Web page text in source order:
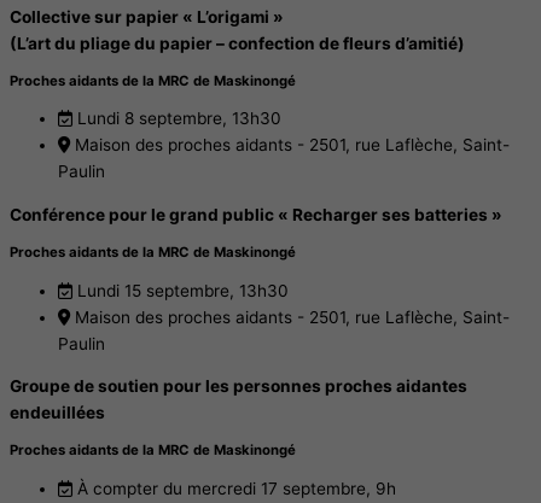
Collective sur papier « L’origami »
(L’art du pliage du papier – confection de fleurs d’amitié)
Proches aidants de la MRC de Maskinongé
Lundi 8 septembre, 13h30
Maison des proches aidants - 2501, rue Laflèche, Saint-
Paulin
Conférence pour le grand public « Recharger ses batteries »
Proches aidants de la MRC de Maskinongé
Lundi 15 septembre, 13h30
Maison des proches aidants - 2501, rue Laflèche, Saint-
Paulin
Groupe de soutien pour les personnes proches aidantes
endeuillées
Proches aidants de la MRC de Maskinongé
À compter du mercredi 17 septembre, 9h